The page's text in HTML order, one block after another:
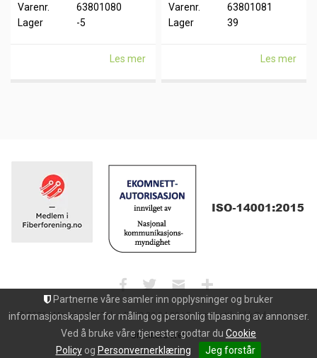
Partnerne våre samler inn opplysninger og bruker
informasjonskapsler for måling og personlig tilpasning av annonser.
Ved å bruke våre tjenester godtar du Cookie
Policyog Personvernerklæring Jeg forstår
Varenr.
63801080
Lager
-5
Les mer
Varenr.
63801081
Lager
39
Les mer
© 2026 | Maxeta AS | Tel: +47 33 32 94 30 | E-post: nettbutikk@dgroup.no
Uni Micro Web